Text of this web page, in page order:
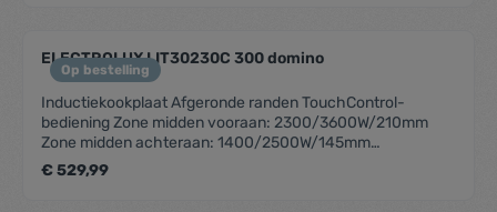
Plaats bediening: vooraan midden Vergrendelingstoets
Kleur: zwart Vitrokeramische kookplaat
Op bestelling
ELECTROLUX LIT30230C 300 domino
Inductiekookplaat Afgeronde randen TouchControl-
bediening Zone midden vooraan: 2300/3600W/210mm
Zone midden achteraan: 1400/2500W/145mm
Inductiezones met boosterfunctie Automatische
panherkenning Digitale aanduidingen voor iedere zone
€ 529,99